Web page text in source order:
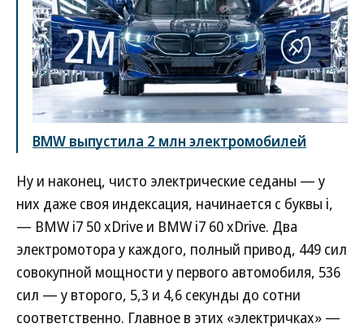
BMW выпустила 2 млн электромобилей
Ну и наконец, чисто электрические седаны — у
них даже своя индексация, начинается с буквы i,
— BMW i7 50 xDrive и BMW i7 60 xDrive. Два
электромотора у каждого, полный привод, 449 сил
совокупной мощности у первого автомобиля, 536
сил — у второго, 5,3 и 4,6 секунды до сотни
соответственно. Главное в этих «электричках» —